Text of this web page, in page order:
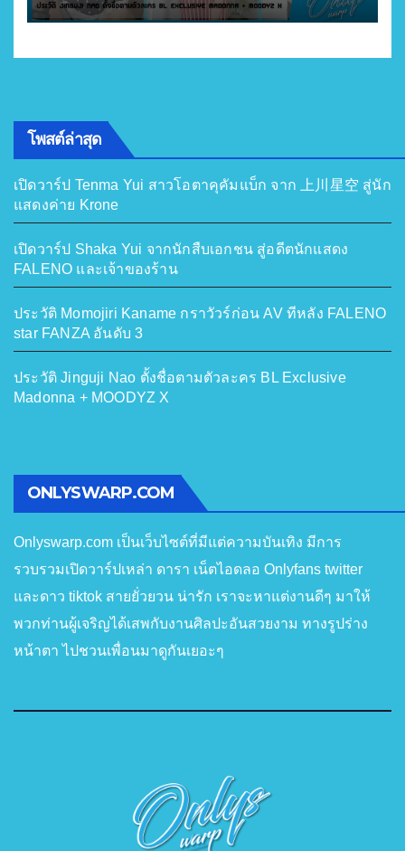
โพสต์ล่าสุด
เปิดวาร์ป Tenma Yui สาวโอตาคุคัมแบ็ก จาก 上川星空 สู่นัก
แสดงค่าย Krone
เปิดวาร์ป Shaka Yui จากนักสืบเอกชน สู่อดีตนักแสดง
FALENO และเจ้าของร้าน
ประวัติ Momojiri Kaname กราวัวร์ก่อน AV ทีหลัง FALENO
star FANZA อันดับ 3
ประวัติ Jinguji Nao ตั้งชื่อตามตัวละคร BL Exclusive
Madonna + MOODYZ X
ONLYSWARP.COM
Onlyswarp.com เป็นเว็บไซต์ที่มีแต่ความบันเทิง มีการ
รวบรวมเปิดวาร์ปเหล่า ดารา เน็ตไอดลอ Onlyfans twitter
และดาว tiktok สายยั่วยวน น่ารัก เราจะหาแต่งานดีๆ มาให้
พวกท่านผู้เจริญได้เสพกับงานศิลปะอันสวยงาม ทางรูปร่าง
หน้าตา ไปชวนเพื่อนมาดูกันเยอะๆ